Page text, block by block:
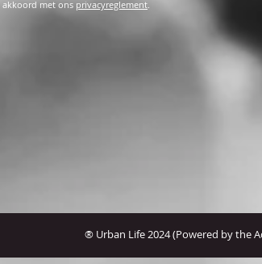
met ons privacyreglement
® Urban Life 2024 (Powered by the